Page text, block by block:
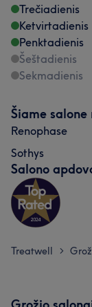
Trečiadienis
Ketvirtadienis
Penktadienis
Šeštadienis
Sekmadienis
Šiame
Renophase
Sothys
Salono
Treatwell >